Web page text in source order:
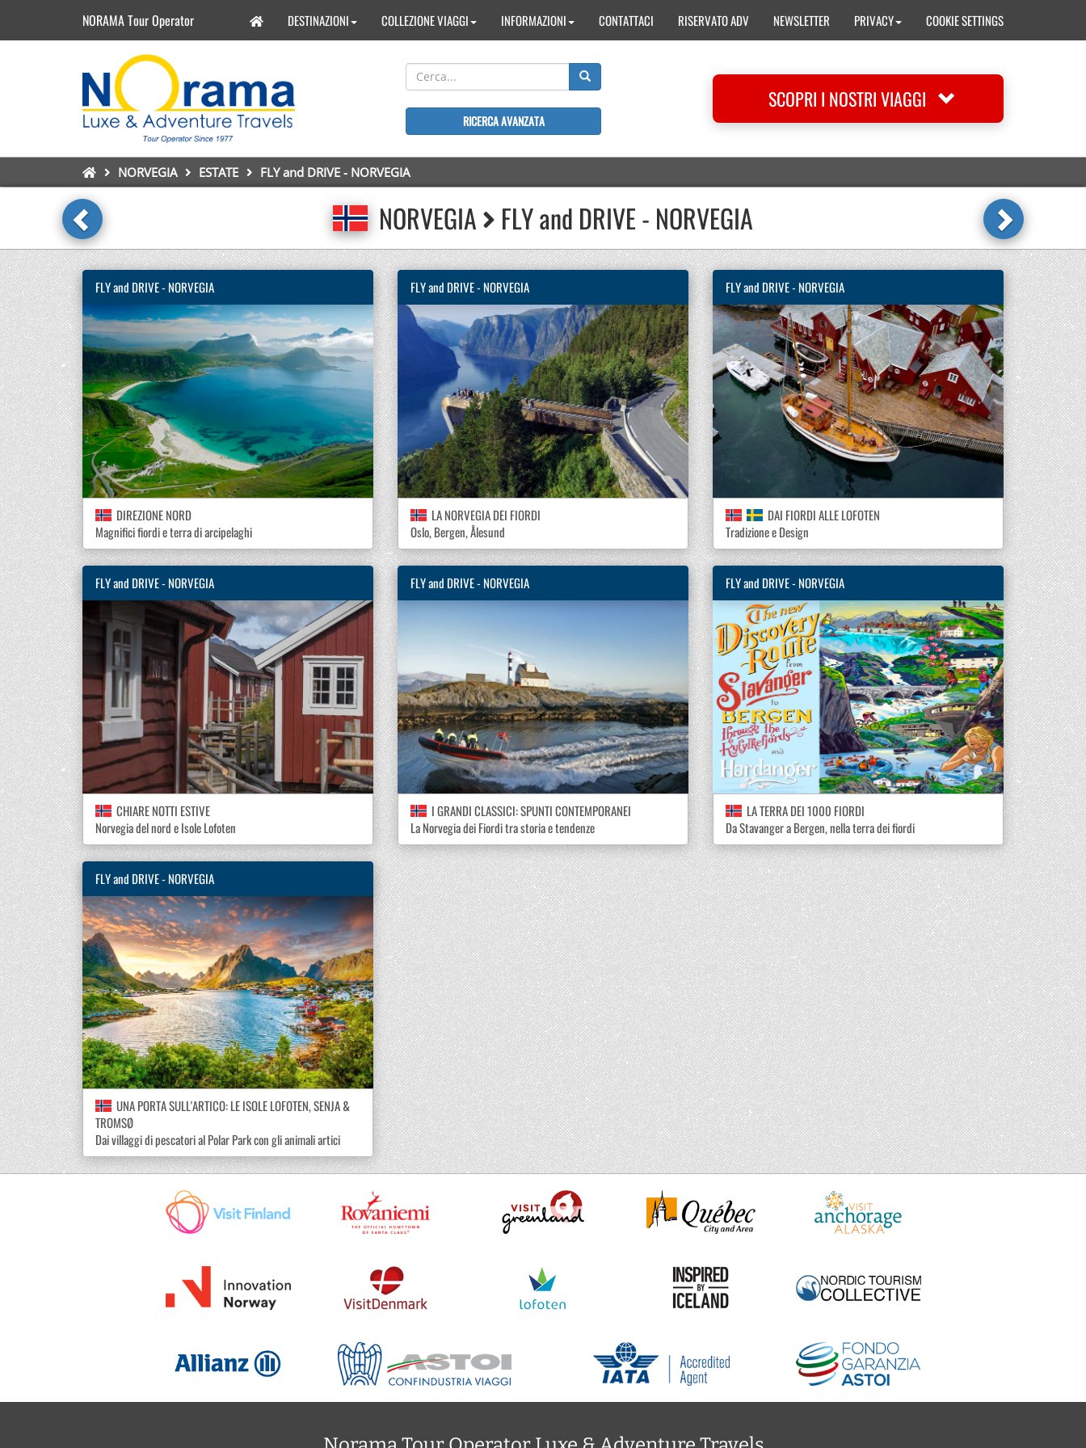
NORAMA Tour Operator DESTINAZIONI COLLEZIONE VIAGGI INFORMAZIONI CONTATTACI RISERVATO ADV NEWSLETTER PRIVACY COOKIE SETTINGS
RICERCA AVANZATA
SCOPRI I NOSTRI VIAGGI
NORVEGIA ESTATE FLY and DRIVE - NORVEGIA
NORVEGIA FLY and DRIVE - NORVEGIA
FLY and DRIVE - NORVEGIA
DIREZIONE NORD
Magnifici fiordi e terra di arcipelaghi
FLY and DRIVE - NORVEGIA
LA NORVEGIA DEI FIORDI
Oslo, Bergen, Ålesund
FLY and DRIVE - NORVEGIA
DAI FIORDI ALLE LOFOTEN
Tradizione e Design
FLY and DRIVE - NORVEGIA
CHIARE NOTTI ESTIVE
Norvegia del nord e Isole Lofoten
FLY and DRIVE - NORVEGIA
I GRANDI CLASSICI: SPUNTI CONTEMPORANEI
La Norvegia dei Fiordi tra storia e tendenze
FLY and DRIVE - NORVEGIA
LA TERRA DEI 1000 FIORDI
Da Stavanger a Bergen, nella terra dei fiordi
FLY and DRIVE - NORVEGIA
UNA PORTA SULL'ARTICO: LE ISOLE LOFOTEN, SENJA &
TROMSØ
Dai villaggi di pescatori al Polar Park con gli animali artici